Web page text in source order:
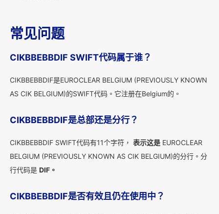
常见问题
CIKBBEBBDIF SWIFT代码属于谁？
CIKBBEBBDIF是EUROCLEAR BELGIUM (PREVIOUSLY KNOWN
AS CIK BELGIUM)的SWIFT代码。它注册在Belgium的。
CIKBBEBBDIF是总部还是分行？
CIKBBEBBDIF SWIFT代码有11个字符， 表示这是 EUROCLEAR
BELGIUM (PREVIOUSLY KNOWN AS CIK BELGIUM)的分行。分
行代码是 DIF。
CIKBBEBBDIF是否有效且仍在使用中？